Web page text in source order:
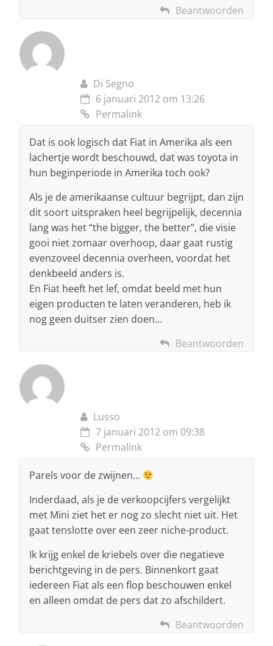
Beantwoorden
Di Segno
6 januari 2012 om 13:26
Permalink
Dat is ook logisch dat Fiat in Amerika als een
lachertje wordt beschouwd, dat was toyota in
hun beginperiode in Amerika toch ook?
Als je de amerikaanse cultuur begrijpt, dan zijn
dit soort uitspraken heel begrijpelijk, decennia
lang was het “the bigger, the better”, die visie
gooi niet zomaar overhoop, daar gaat rustig
evenzoveel decennia overheen, voordat het
denkbeeld anders is.
En Fiat heeft het lef, omdat beeld met hun
eigen producten te laten veranderen, heb ik
nog geen duitser zien doen…
Beantwoorden
Lusso
7 januari 2012 om 09:38
Permalink
Parels voor de zwijnen…
Inderdaad, als je de verkoopcijfers vergelijkt
met Mini ziet het er nog zo slecht niet uit. Het
gaat tenslotte over een zeer niche-product.
Ik krijg enkel de kriebels over die negatieve
berichtgeving in de pers. Binnenkort gaat
iedereen Fiat als een flop beschouwen enkel
en alleen omdat de pers dat zo afschildert.
Beantwoorden